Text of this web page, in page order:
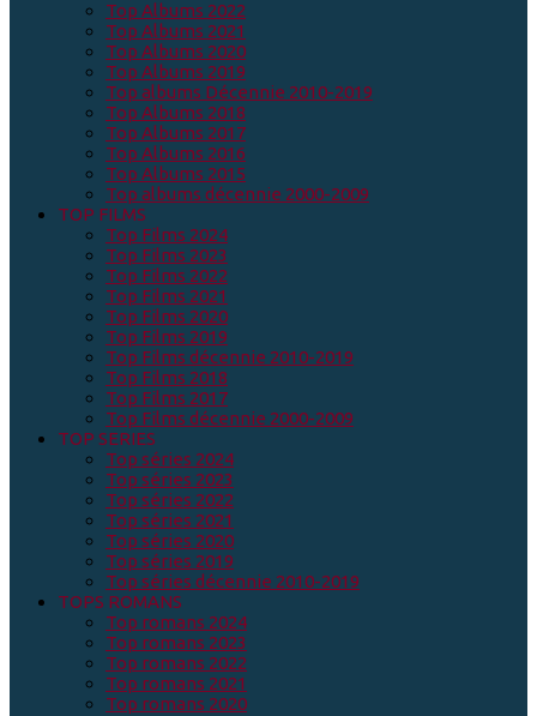
Top Albums 2022
Top Albums 2021
Top Albums 2020
Top Albums 2019
Top albums Décennie 2010-2019
Top Albums 2018
Top Albums 2017
Top Albums 2016
Top Albums 2015
Top albums décennie 2000-2009
TOP FILMS
Top Films 2024
Top Films 2023
Top Films 2022
Top Films 2021
Top Films 2020
Top Films 2019
Top Films décennie 2010-2019
Top Films 2018
Top Films 2017
Top Films décennie 2000-2009
TOP SERIES
Top séries 2024
Top séries 2023
Top séries 2022
Top séries 2021
Top séries 2020
Top séries 2019
Top séries décennie 2010-2019
TOPS ROMANS
Top romans 2024
Top romans 2023
Top romans 2022
Top romans 2021
Top romans 2020